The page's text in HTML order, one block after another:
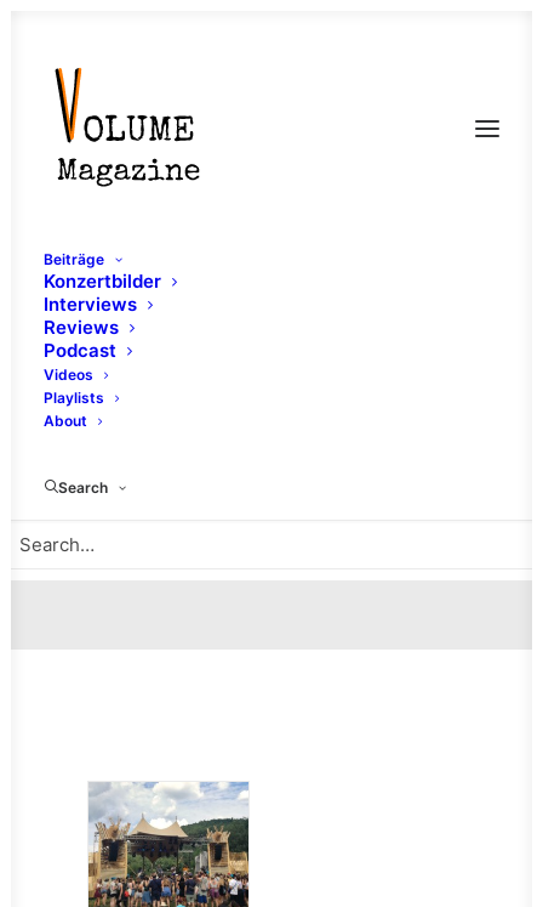
Beiträge
Konzertbilder
Interviews
Reviews
Podcast
Videos
Playlists
About
Search